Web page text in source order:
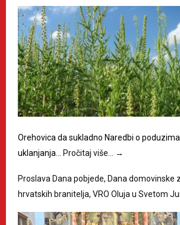
Orehovica da sukladno Naredbi o
uklanjanja… Pročitaj više… →
Proslava Dana pobjede, Dana domovinske
hrvatskih branitelja, VRO Oluja u Svetom